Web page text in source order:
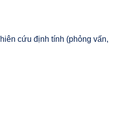
cứu định tính (phỏng vấn,